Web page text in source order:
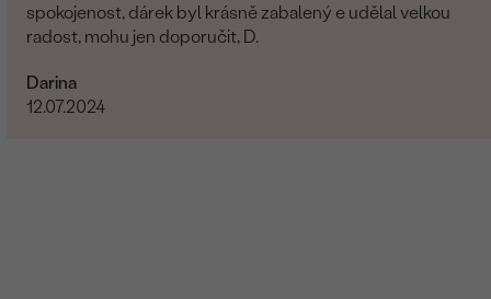
spokojenost, dárek byl krásně zabalený e udělal velkou
radost, mohu jen doporučit, D.
Darina
12.07.2024